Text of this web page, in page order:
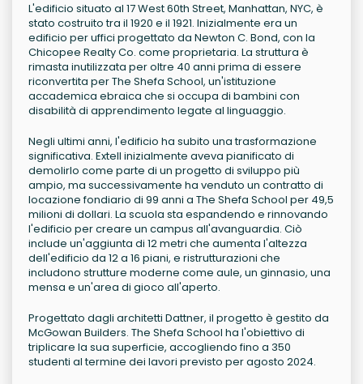
L'edificio situato al 17 West 60th Street, Manhattan, NYC, è
stato costruito tra il 1920 e il 1921. Inizialmente era un
edificio per uffici progettato da Newton C. Bond, con la
Chicopee Realty Co. come proprietaria. La struttura è
rimasta inutilizzata per oltre 40 anni prima di essere
riconvertita per The Shefa School, un'istituzione
accademica ebraica che si occupa di bambini con
disabilità di apprendimento legate al linguaggio.
Negli ultimi anni, l'edificio ha subito una trasformazione
significativa. Extell inizialmente aveva pianificato di
demolirlo come parte di un progetto di sviluppo più
ampio, ma successivamente ha venduto un contratto di
locazione fondiario di 99 anni a The Shefa School per 49,5
milioni di dollari. La scuola sta espandendo e rinnovando
l'edificio per creare un campus all'avanguardia. Ciò
include un'aggiunta di 12 metri che aumenta l'altezza
dell'edificio da 12 a 16 piani, e ristrutturazioni che
includono strutture moderne come aule, un ginnasio, una
mensa e un'area di gioco all'aperto.
Progettato dagli architetti Dattner, il progetto è gestito da
McGowan Builders. The Shefa School ha l'obiettivo di
triplicare la sua superficie, accogliendo fino a 350
studenti al termine dei lavori previsto per agosto 2024.